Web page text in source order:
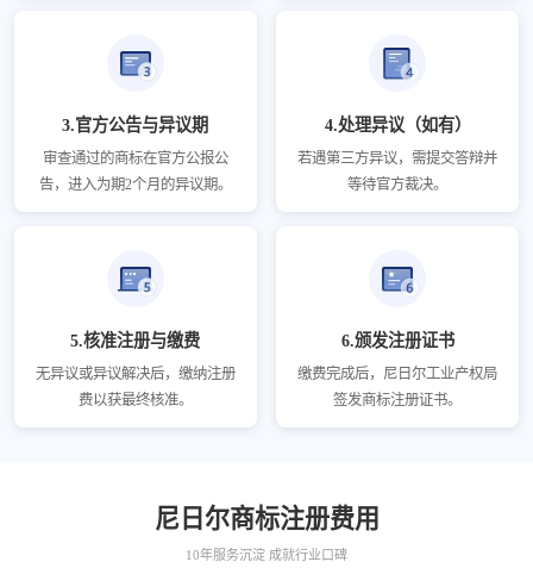
3.官方公告与异议期
审查通过的商标在官方公报公
告，进入为期2个月的异议期。
4.处理异议（如有）
若遇第三方异议，需提交答辩并
等待官方裁决。
5.核准注册与缴费
无异议或异议解决后，缴纳注册
费以获最终核准。
6.颁发注册证书
缴费完成后，尼日尔工业产权局
签发商标注册证书。
尼日尔商标注册费用
10年服务沉淀 成就行业口碑